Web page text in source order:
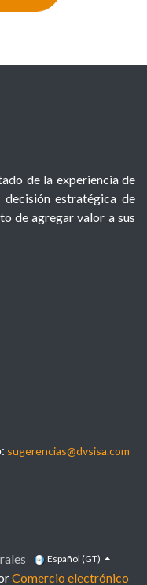
de la experiencia de
estratégica de
de agregar valor a sus
sugerencias@dvsisa.com
Español (GT)
Comercio electrónico